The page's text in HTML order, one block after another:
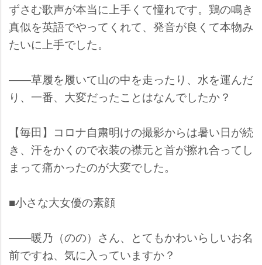
ずさむ歌声が本当に上手くて憧れです。鶏の鳴き
真似を英語でやってくれて、発音が良くて本物み
たいに上手でした。
――草履を履いて山の中を走ったり、水を運んだ
り、一番、大変だったことはなんでしたか？
【毎田】コロナ自粛明けの撮影からは暑い日が続
き、汗をかくので衣装の襟元と首が擦れ合ってし
まって痛かったのが大変でした。
■小さな大女優の素顔
――暖乃（のの）さん、とてもかわいらしいお名
前ですね、気に入っていますか？